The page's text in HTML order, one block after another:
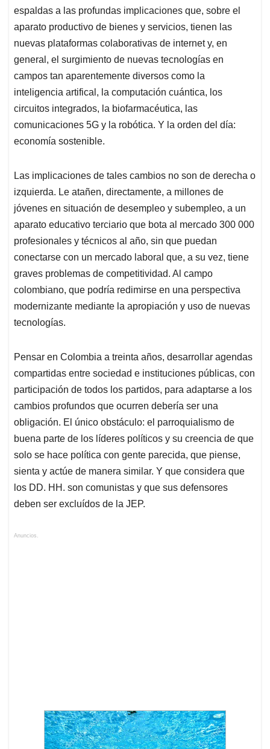
espaldas a las profundas implicaciones que, sobre el
aparato productivo de bienes y servicios, tienen las
nuevas plataformas colaborativas de internet y, en
general, el surgimiento de nuevas tecnologías en
campos tan aparentemente diversos como la
inteligencia artifical, la computación cuántica, los
circuitos integrados, la biofarmacéutica, las
comunicaciones 5G y la robótica. Y la orden del día:
economía sostenible.
Las implicaciones de tales cambios no son de derecha o
izquierda. Le atañen, directamente, a millones de
jóvenes en situación de desempleo y subempleo, a un
aparato educativo terciario que bota al mercado 300 000
profesionales y técnicos al año, sin que puedan
conectarse con un mercado laboral que, a su vez, tiene
graves problemas de competitividad. Al campo
colombiano, que podría redimirse en una perspectiva
modernizante mediante la apropiación y uso de nuevas
tecnologías.
Pensar en Colombia a treinta años, desarrollar agendas
compartidas entre sociedad e instituciones públicas, con
participación de todos los partidos, para adaptarse a los
cambios profundos que ocurren debería ser una
obligación. El único obstáculo: el parroquialismo de
buena parte de los líderes políticos y su creencia de que
solo se hace política con gente parecida, que piense,
sienta y actúe de manera similar. Y que considera que
los DD. HH. son comunistas y que sus defensores
deben ser excluídos de la JEP.
Anuncios.